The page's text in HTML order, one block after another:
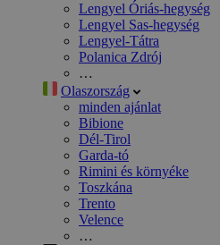
Lengyel Óriás-hegység
Lengyel Sas-hegység
Lengyel-Tátra
Polanica Zdrój
…
Olaszország
minden ajánlat
Bibione
Dél-Tirol
Garda-tó
Rimini és környéke
Toszkána
Trento
Velence
…